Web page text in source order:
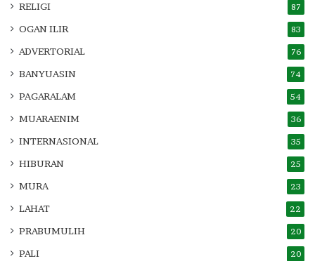
RELIGI 87
OGAN ILIR 83
ADVERTORIAL 76
BANYUASIN 74
PAGARALAM 54
MUARAENIM 36
INTERNASIONAL 35
HIBURAN 25
MURA 23
LAHAT 22
PRABUMULIH 20
PALI 20